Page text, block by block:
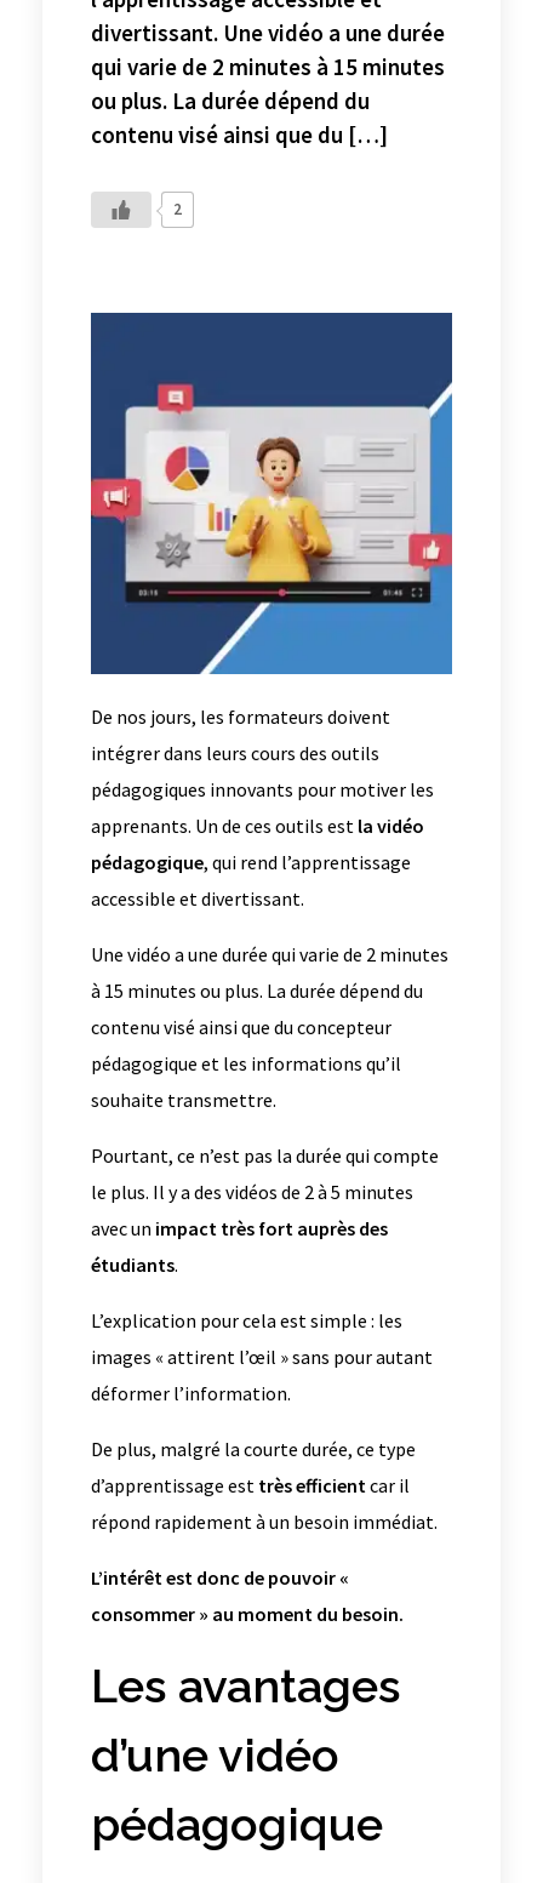
divertissant. Une vidéo a une durée
qui varie de 2 minutes à 15 minutes
ou plus. La durée dépend du
contenu visé ainsi que du […]
2
De nos jours, les formateurs doivent
intégrer dans leurs cours des outils
pédagogiques innovants pour motiver les
apprenants. Un de ces outils est la vidéo
pédagogique, qui rend l’apprentissage
accessible et divertissant.
Une vidéo a une durée qui varie de 2 minutes
à 15 minutes ou plus. La durée dépend du
contenu visé ainsi que du concepteur
pédagogique et les informations qu’il
souhaite transmettre.
Pourtant, ce n’est pas la durée qui compte
le plus. Il y a des vidéos de 2 à 5 minutes
avec un impact très fort auprès des
étudiants.
L’explication pour cela est simple : les
images « attirent l’œil » sans pour autant
déformer l’information.
De plus, malgré la courte durée, ce type
d’apprentissage est très efficientcar il
répond rapidement à un besoin immédiat.
L’intérêt est donc de pouvoir «
consommer » au moment du besoin.
Les avantages
d’une vidéo
pédagogique